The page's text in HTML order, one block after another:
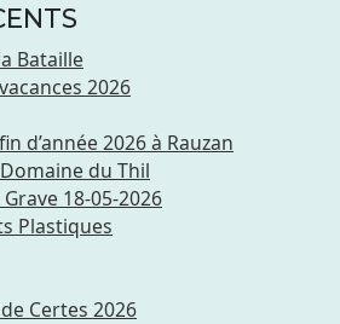
Bataille
2026
d’année 2026 à Rauzan
du Thil
18-05-2026
Plastiques
Certes 2026